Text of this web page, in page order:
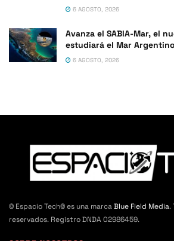
6 AGOSTO, 2026
Avanza el SABIA-Mar, el
estudiará el Mar
6 AGOSTO, 2026
© Espacio Tech© es una marcaBlue Field Media.
reservados. Registro DNDA 02986459.